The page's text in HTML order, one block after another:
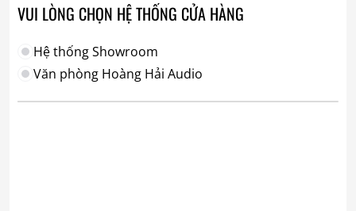
VUI LÒNG CHỌN HỆ THỐNG CỬA HÀNG
Hệ thống Showroom
Văn phòng Hoàng Hải Audio